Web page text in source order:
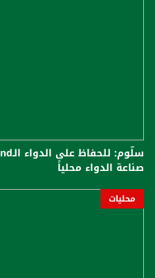
صناعة الدواء محلياً
محليات